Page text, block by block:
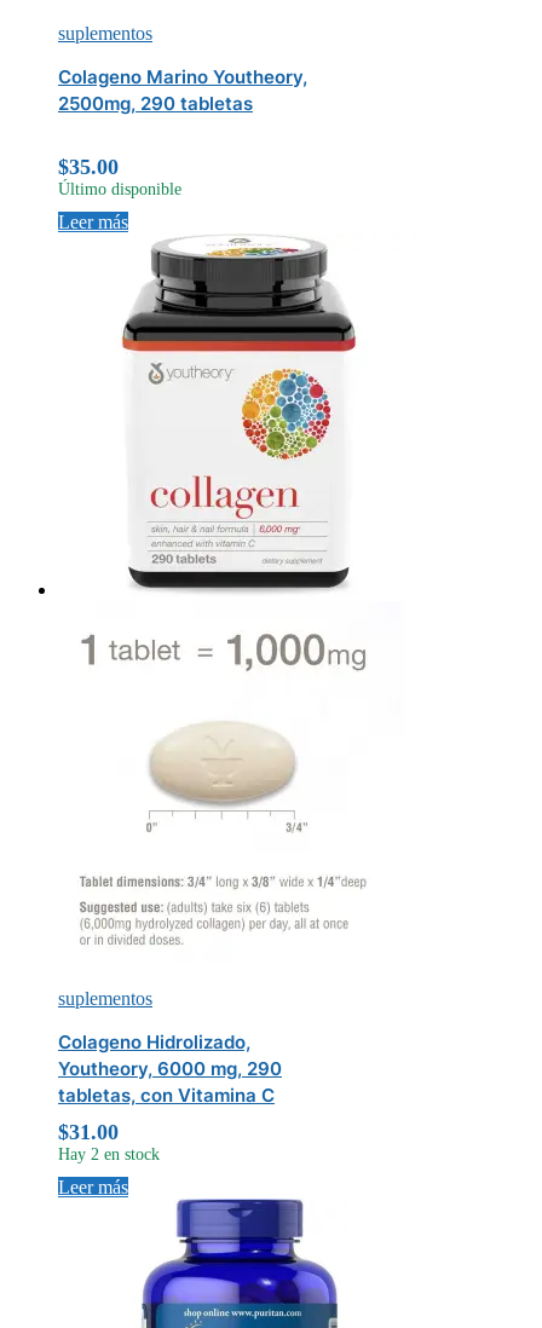
suplementos
Colageno Marino Youtheory,
2500mg, 290 tabletas
$35.00
Último disponible
Leer más
suplementos
Colageno Hidrolizado,
Youtheory, 6000 mg, 290
tabletas, con Vitamina C
$31.00
Hay 2 en stock
Leer más